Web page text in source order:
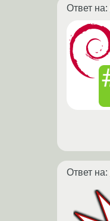
Ответ на:
Ответ на: